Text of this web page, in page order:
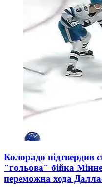
Колорадо підтвердив
"гольова" бійка
переможна хода